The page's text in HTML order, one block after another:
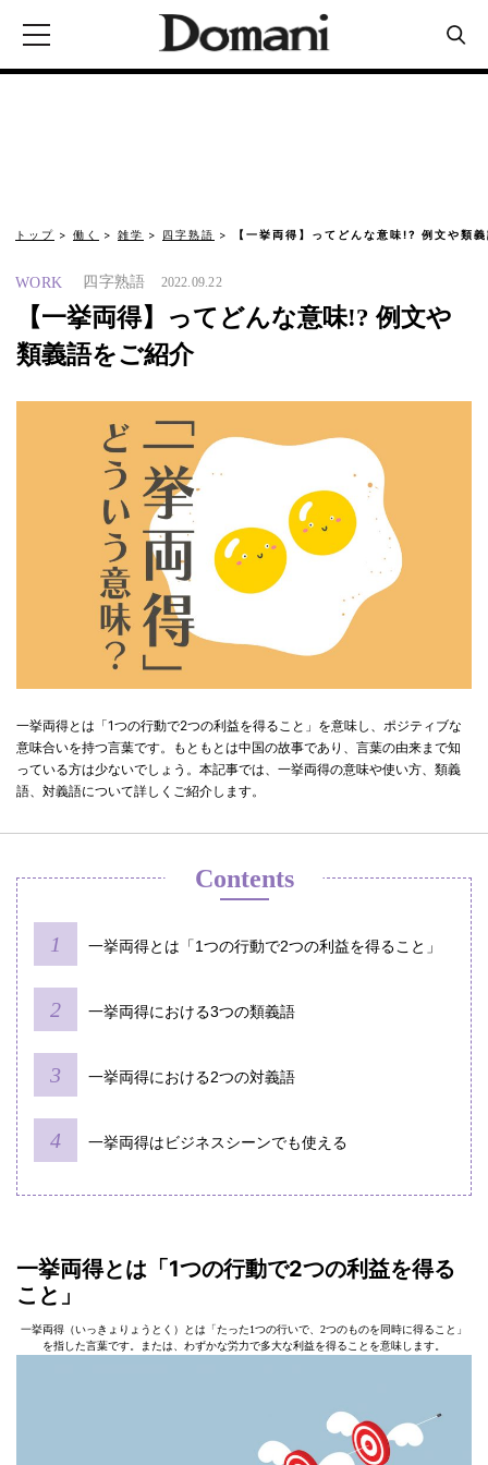
トップ 働く 雑学 四字熟語 【一挙両得】ってどんな意味!? 例文や類
WORK 四字熟語 2022.09.22
【一挙両得】ってどんな意味!? 例文や
類義語をご紹介
一挙両得とは「1つの行動で2つの利益を得ること」を意味し、ポジティブな
意味合いを持つ言葉です。もともとは中国の故事であり、言葉の由来まで知
っている方は少ないでしょう。本記事では、一挙両得の意味や使い方、類義
語、対義語について詳しくご紹介します。
Contents
一挙両得とは「1つの行動で2つの利益を得ること」
一挙両得における3つの類義語
一挙両得における2つの対義語
一挙両得はビジネスシーンでも使える
一挙両得とは「1つの行動で2つの利益を得る
こと」
一挙両得（いっきょりょうとく）とは「たった1つの行いで、2つのものを同時に得ること」
を指した言葉です。または、わずかな労力で多大な利益を得ることを意味します。